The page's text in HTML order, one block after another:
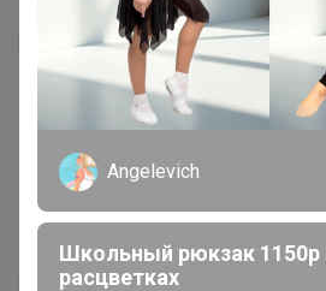
Я внимательно ознакомлен и
с условиями членства в
вступления, изложенными в
документах:Правила
Соглашение пользователя
конфиденциальности
данных.
Angelevich
Школьный рюкзак 1150р
расцветках